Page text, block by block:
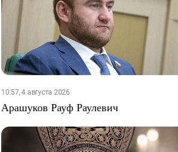
10:57, 4 августа 2026
Арашуков Рауф Раулевич